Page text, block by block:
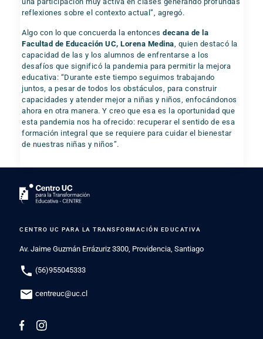
reflexiones sobre el contexto actual”, agregó.
Algo con lo que concuerda la entoncesdecana de la
Facultad de Educación UC, Lorena Medina , quien destacó la
capacidad de las y los alumnos de enfrentarse a los
desafíos que significó la pandemia para permitir la mejora
educativa: “Durante este tiempo seguimos trabajando
juntos, a pesar de todos los obstáculos, para construir
capacidades y atender mejor a niñas y niños, enfocándonos
ahora en otra manera. Y creo que esa es la oportunidad que
esta pandemia nos ha ofrecido: recuperar el sentido de esa
formación integral que se requiere para cuidar el bienestar
de nuestras niñas y niños”.
CENTRO UC PARA LA TRANSFORMACIÓN EDUCATIVA
Av. Jaime Guzmán Errázuriz 3300, Providencia, Santiago
phone (56)955045333
mail centreuc@uc.cl